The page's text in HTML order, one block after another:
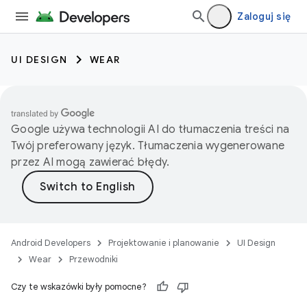
Zaloguj się
UI DESIGN WEAR
Google używa technologii AI do tłumaczenia treści na
Twój preferowany język. Tłumaczenia wygenerowane
przez AI mogą zawierać błędy.
Android Developers Projektowanie i planowanie
UI Design
Wear
Przewodniki
Czy te wskazówki były pomocne?